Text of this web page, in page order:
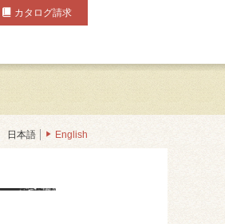
カタログ請求
日本語 English